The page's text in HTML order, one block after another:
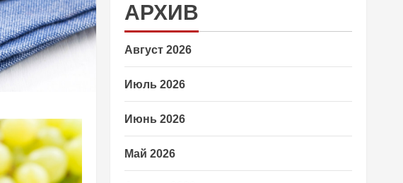
АРХИВ
Август 2026
Июль 2026
Июнь 2026
Май 2026